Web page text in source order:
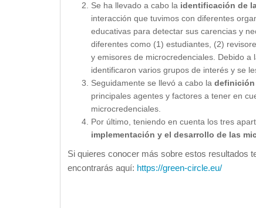
Se ha llevado a cabo la identificación de
interacción que tuvimos con diferentes
educativas para detectar sus carencias y
diferentes como (1) estudiantes, (2)
y emisores de microcredenciales. Debido
identificaron varios grupos de interés y se
Seguidamente se llevó a cabo la definición
principales agentes y factores a tener en
microcredenciales.
Por último, teniendo en cuenta los tres
implementación y el desarrollo de las
Si quieres conocer más sobre estos resultados
encontrarás aquí: https://green-circle.eu/